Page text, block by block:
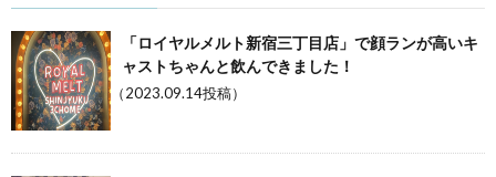
「ロイヤルメルト新宿三丁目店」で顔ランが高いキ
ャストちゃんと飲んできました！
（2023.09.14投稿）